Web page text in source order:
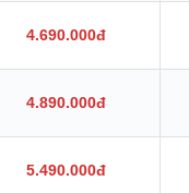
4.690.000đ
4.890.000đ
5.490.000đ